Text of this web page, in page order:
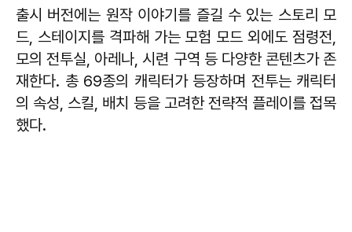
출시 버전에는 원작 이야기를 즐길 수 있는 스토리 모
드, 스테이지를 격파해 가는 모험 모드 외에도 점령전,
모의 전투실, 아레나, 시련 구역 등 다양한 콘텐츠가 존
재한다. 총 69종의 캐릭터가 등장하며 전투는 캐릭터
의 속성, 스킬, 배치 등을 고려한 전략적 플레이를 접목
했다.